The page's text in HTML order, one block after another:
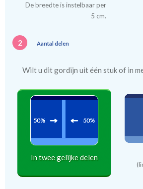
De breedte is instelbaar per
5 cm.
2 Aantal delen
Wilt u dit gordijn uit één stuk of in
In twee gelijke delen